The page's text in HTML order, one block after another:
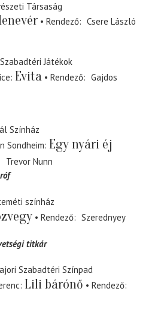
Társaság
Rendező
Csere László
Játékok
Evita Rendező
Gajdos
Színház
Sondheim Egy nyári éj
Trevor Nunn
színház
Rendező
Szerednyey
titkár
Szabadtéri Színpad
Lili bárónő
Rendező